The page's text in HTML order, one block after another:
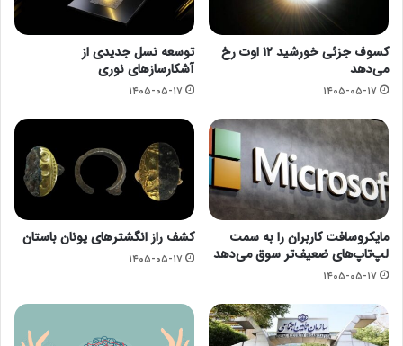
کسوف جزئی خورشید ۱۲ اوت رخ
می‌دهد
۱۴۰۵-۰۵-۱۷
توسعه نسل جدیدی از
آشکارسازهای نوری
۱۴۰۵-۰۵-۱۷
مایکروسافت کاربران را به سمت
لپ‌تاپ‌های ضعیف‌تر سوق می‌دهد
۱۴۰۵-۰۵-۱۷
کشف راز انگشترهای یونان باستان
۱۴۰۵-۰۵-۱۷